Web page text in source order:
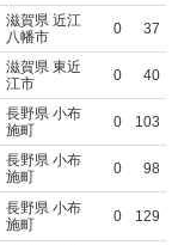
滋賀県 近江
八幡市
0 37
滋賀県 東近
江市
0 40
長野県 小布
施町
0 103
長野県 小布
施町
0 98
長野県 小布
施町
0 129